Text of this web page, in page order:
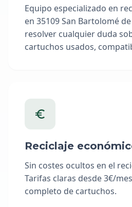
Equipo especializado en
en 35109 San Bartolomé
resolver cualquier duda
cartuchos usados,
Reciclaje
Sin costes ocultos en el
Tarifas claras desde 3€/
completo de cartuchos.